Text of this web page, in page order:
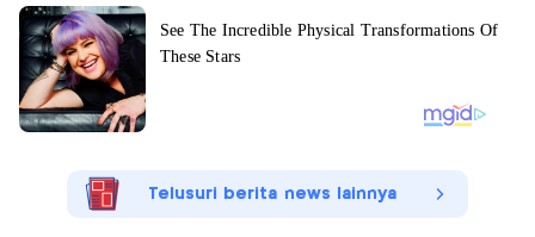
Telusuri berita news lainnya